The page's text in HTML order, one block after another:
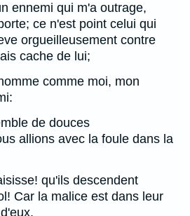
ennemi qui m'a outrage,
ce n'est point celui qui
orgueilleusement contre
cache de lui;
comme moi, mon
de douces
allions avec la foule dans la
qu'ils descendent
Car la malice est dans leur